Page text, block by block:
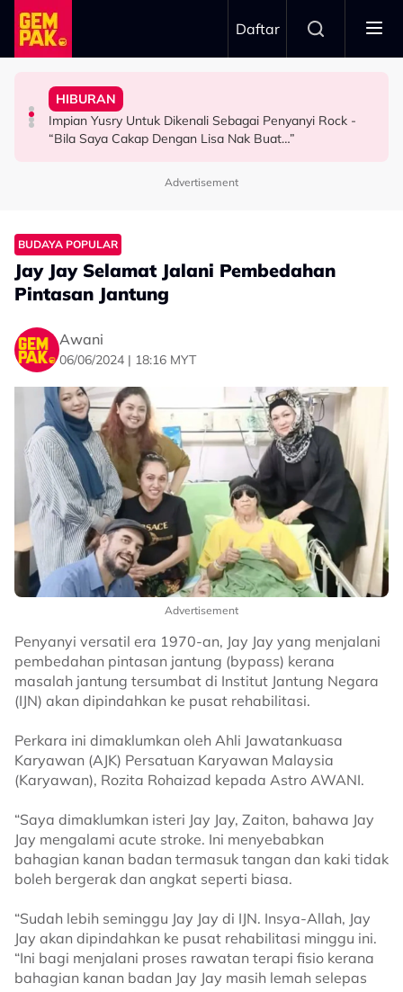
Skip to main content
Daftar
GAYA HIDUP
Ramai Masih Bujang Bukan Kerana Memilih Tetapi...
HIBURAN
Impian Yusry Untuk Dikenali Sebagai Penyanyi Rock -
“Bila Saya Cakap Dengan Lisa Nak Buat…”
HIBURAN
Ramai Sangka Adik-Beradik, Ali Reza Akhirnya Dedah
Hubungan Sebenar Dengan Idris Khan
HIBURAN
“Ramai Pihak Dekati Saya, Jaclyn Victor & Ning Baizura
Untuk…” - Shila Amzah
Advertisement
BUDAYA POPULAR
Jay Jay Selamat Jalani Pembedahan
Pintasan Jantung
Awani
06/06/2024 | 18:16 MYT
Advertisement
Penyanyi versatil era 1970-an, Jay Jay yang menjalani
pembedahan pintasan jantung (bypass) kerana
masalah jantung tersumbat di Institut Jantung Negara
(IJN) akan dipindahkan ke pusat rehabilitasi.
Perkara ini dimaklumkan oleh Ahli Jawatankuasa
Karyawan (AJK) Persatuan Karyawan Malaysia
(Karyawan), Rozita Rohaizad kepada Astro AWANI.
“Saya dimaklumkan isteri Jay Jay, Zaiton, bahawa Jay
Jay mengalami acute stroke. Ini menyebabkan
bahagian kanan badan termasuk tangan dan kaki tidak
boleh bergerak dan angkat seperti biasa.
“Sudah lebih seminggu Jay Jay di IJN. Insya-Allah, Jay
Jay akan dipindahkan ke pusat rehabilitasi minggu ini.
“Ini bagi menjalani proses rawatan terapi fisio kerana
bahagian kanan badan Jay Jay masih lemah selepas